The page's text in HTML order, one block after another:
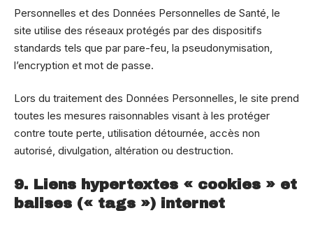
Personnelles et des Données Personnelles de Santé, le
site utilise des réseaux protégés par des dispositifs
standards tels que par pare-feu, la pseudonymisation,
l’encryption et mot de passe.
Lors du traitement des Données Personnelles, le site prend
toutes les mesures raisonnables visant à les protéger
contre toute perte, utilisation détournée, accès non
autorisé, divulgation, altération ou destruction.
9. Liens hypertextes « cookies » et
balises (« tags ») internet